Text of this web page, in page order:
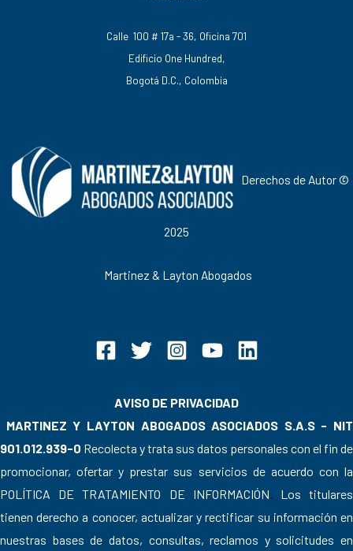
Calle 100 # 17a - 36, Oficina 701
Edificio One Hundred,
Bogotá D.C., Colombia
Derechos de Autor ©
2025
Martinez & Layton Abogados
AVISO DE PRIVACIDAD
MARTINEZ Y LAYTON ABOGADOS ASOCIADOS S.A.S - NIT
901.012.939-0 Recolecta y trata sus datos personales con el fin de
promocionar, ofertar y prestar sus servicios de acuerdo con la
POLÍTICA DE TRATAMIENTO DE INFORMACIÓN. Los titulares
tienen derecho a conocer, actualizar y rectificar su información en
nuestras bases de datos, consultas, reclamos y solicitudes en